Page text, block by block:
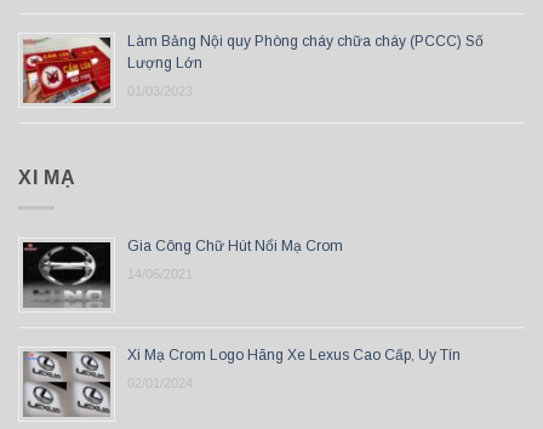
Làm Bảng Nội quy Phòng cháy chữa cháy (PCCC) Số
Lượng Lớn
01/03/2023
XI MẠ
Gia Công Chữ Hút Nổi Mạ Crom
14/06/2021
Xi Mạ Crom Logo Hãng Xe Lexus Cao Cấp, Uy Tín
02/01/2024